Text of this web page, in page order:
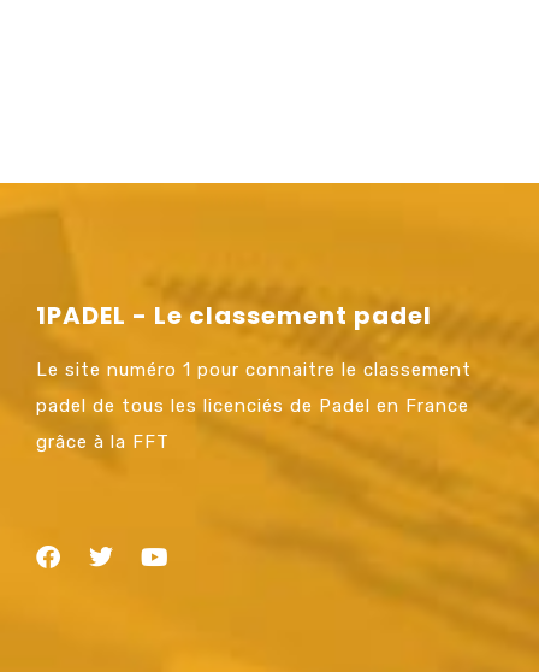
1PADEL - Le classement padel
Le site numéro 1 pour connaitre le classement
padel de tous les licenciés de Padel en France
grâce à la FFT